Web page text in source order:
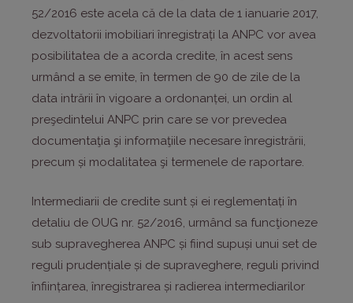
52/2016 este acela că de la data de 1 ianuarie 2017,
dezvoltatorii imobiliari înregistrați la ANPC vor avea
posibilitatea de a acorda credite, în acest sens
urmând a se emite, în termen de 90 de zile de la
data intrării în vigoare a ordonanței, un ordin al
preşedintelui ANPC prin care se vor prevedea
documentaţia şi informaţiile necesare înregistrării,
precum și modalitatea şi termenele de raportare.
Intermediarii de credite sunt și ei reglementați în
detaliu de OUG nr. 52/2016, urmând sa funcţioneze
sub supravegherea ANPC și fiind supuși unui set de
reguli prudențiale și de supraveghere, reguli privind
înființarea, înregistrarea și radierea intermediarilor